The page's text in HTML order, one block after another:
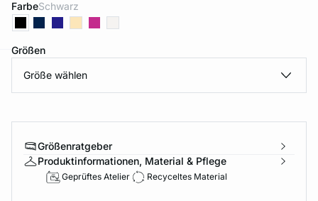
Farbe schwarz
Größen
Größe wählen
Größenratgeber
Produktinformationen, Material & Pflege
Geprüftes Atelier Recyceltes Material